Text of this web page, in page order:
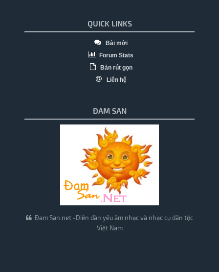
QUICK LINKS
Bài mới
Forum Stats
Bản rút gọn
Liên hệ
ĐAM SAN
Đam San.net -Diễn đàn yêu âm nhạc và nhạc cụ dân tộc
Việt Nam